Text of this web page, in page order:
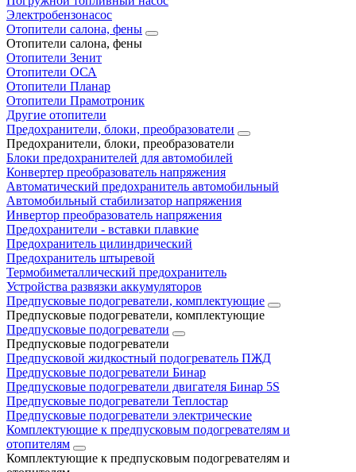
Электробензонасос
Отопители салона, фены
Отопители салона, фены
Отопители Зенит
Отопители ОСА
Отопители Планар
Отопители Прамотроник
Другие отопители
Предохранители, блоки, преобразователи
Предохранители, блоки, преобразователи
Блоки предохранителей для автомобилей
Конвертер преобразователь напряжения
Автоматический предохранитель автомобильный
Автомобильный стабилизатор напряжения
Инвертор преобразователь напряжения
Предохранители - вставки плавкие
Предохранитель цилиндрический
Предохранитель штыревой
Термобиметаллический предохранитель
Устройства развязки аккумуляторов
Предпусковые подогреватели, комплектующие
Предпусковые подогреватели, комплектующие
Предпусковые подогреватели
Предпусковые подогреватели
Предпусковой жидкостный подогреватель ПЖД
Предпусковые подогреватели Бинар
Предпусковые подогреватели двигателя Бинар 5S
Предпусковые подогреватели Теплостар
Предпусковые подогреватели электрические
Комплектующие к предпусковым подогревателям и
отопителям
Комплектующие к предпусковым подогревателям и